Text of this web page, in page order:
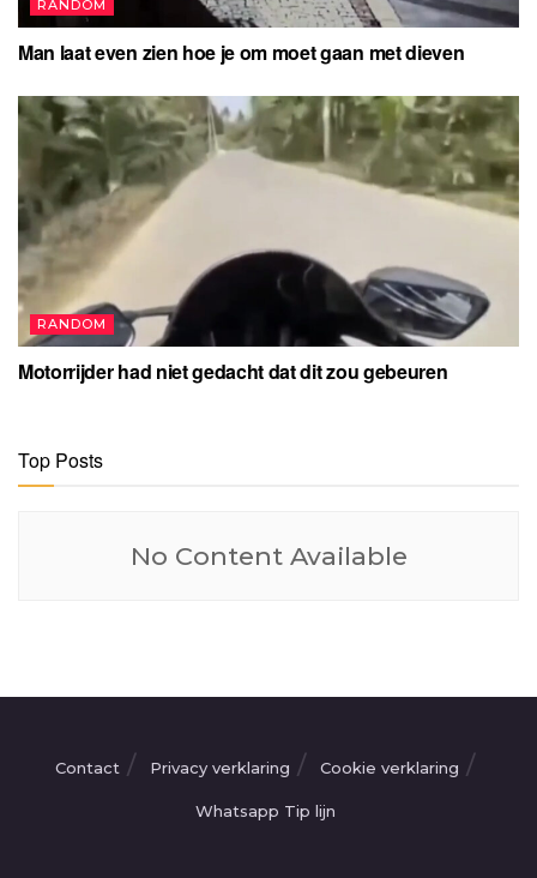
RANDOM
Man laat even zien hoe je om moet gaan met dieven
RANDOM
Motorrijder had niet gedacht dat dit zou gebeuren
Top Posts
No Content Available
Contact Privacy verklaring Cookie verklaring
Whatsapp Tip lijn